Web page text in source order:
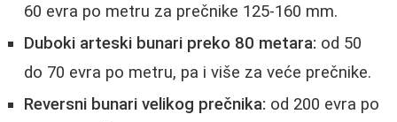
60 evra po metru za prečnike 125-160 mm.
Duboki arteski bunari preko 80 metara: od 50
do 70 evra po metru, pa i više za veće prečnike.
Reversni bunari velikog prečnika: od 200 evra po